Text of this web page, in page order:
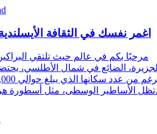
اغمر نفسك في الثقافة
مرحبًا بكم في عالم حيث تلتقي
الضائع في شمال الأطلسي،
الأساطير الوسطى، مثل أسطورة